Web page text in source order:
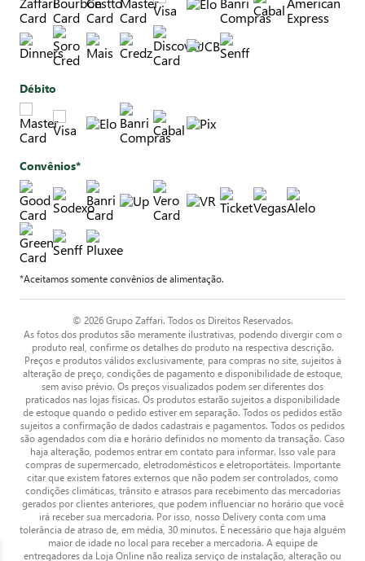
Débito
Convênios*
*Aceitamos somente convênios de alimentação.
© 2026 Grupo Zaffari. Todos os Direitos Reservados.
As fotos dos produtos são meramente ilustrativas, podendo divergir com o
produto real, confirme os detalhes do produto na respectiva descrição.
Preços e produtos válidos exclusivamente, para compras no site, sujeitos à
alteração de preço, condições de pagamento e disponibilidade de estoque,
sem aviso prévio. Os preços visualizados podem ser diferentes dos
praticados nas lojas físicas. Os produtos estarão sujeitos a disponibilidade
de estoque quando o pedido estiver em separação. Todos os pedidos estão
sujeitos a confirmação de dados cadastrais e pagamentos. Todos os pedidos
são agendados com dia e horário definidos no momento da transação. Caso
haja alteração, podemos entrar em contato para informar. Isso vale para
compras de supermercado, eletrodomésticos e eletroportáteis. Importante
citar que existem fatores externos que não podem ser controlados, como
condições climáticas, trânsito e atrasos para recebimento das mercadorias
gerados por clientes anteriores, que podem influenciar no horário que você
irá receber sua mercadoria. Por isso, nosso Delivery conta com uma
tolerância de atraso de, em média, 30 minutos. É necessário que haja alguém
maior de idade no local para receber a mercadoria. A equipe de
entregadores da Loja Online não realiza serviço de instalação, alteração ou